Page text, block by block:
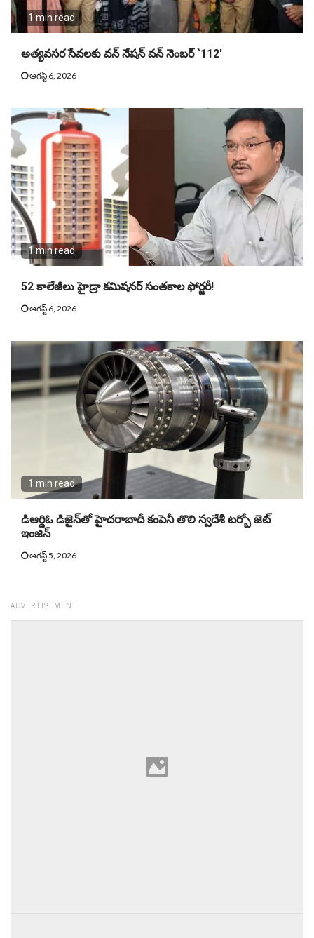
1 min read
అత్యవసర సేవలకు వన్ నేషన్ వన్ నెంబర్ `112′
ఆగస్ట్ 6, 2026
1 min read
52 కాలేజీలు హైడ్రా కమిషనర్ సంతకాల ఫోర్జరీ!
ఆగస్ట్ 6, 2026
1 min read
డిఆర్డిఓ డిజైన్‌తో హైదరాబాదీ కంపెనీ తొలి స్వదేశీ టర్బో జెట్‌
ఇంజిన్‌
ఆగస్ట్ 5, 2026
ADVERTISEMENT